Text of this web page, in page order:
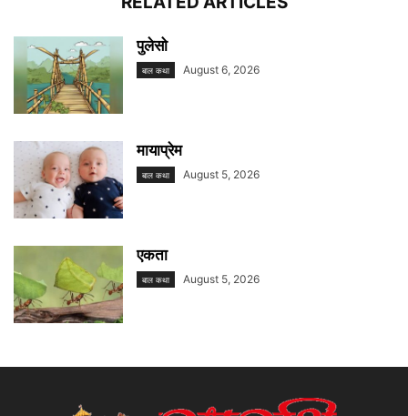
पुलेसो
बाल कथा August 6, 2026
मायाप्रेम
बाल कथा August 5, 2026
एकता
बाल कथा August 5, 2026